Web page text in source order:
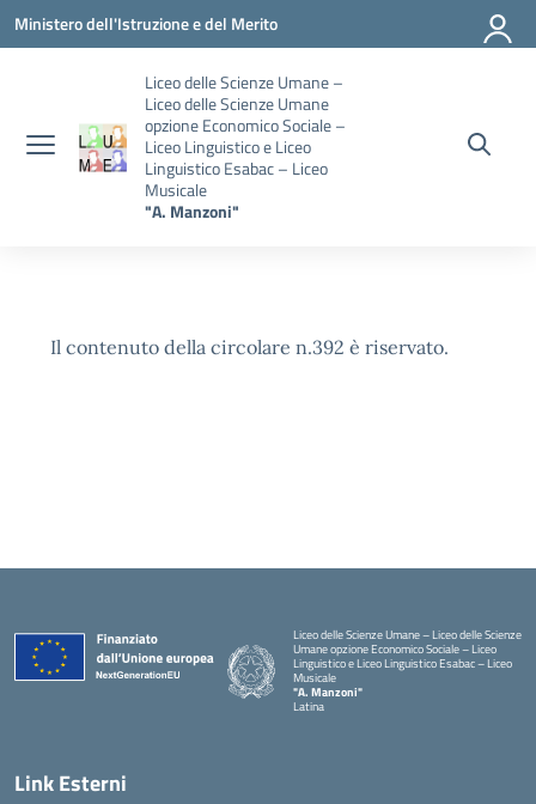
Vai ai contenuti
Vai al menu di navigazione
Vai al footer
Ministero dell'Istruzione e del Merito
Liceo delle Scienze Umane –
Liceo delle Scienze Umane
opzione Economico Sociale –
Liceo Linguistico e Liceo
Linguistico Esabac – Liceo
Musicale
"A. Manzoni"
Il contenuto della circolare n.392 è riservato.
Liceo delle Scienze Umane – Liceo delle Scienze
Umane opzione Economico Sociale – Liceo
Linguistico e Liceo Linguistico Esabac – Liceo
Musicale
"A. Manzoni"
Latina
Link Esterni